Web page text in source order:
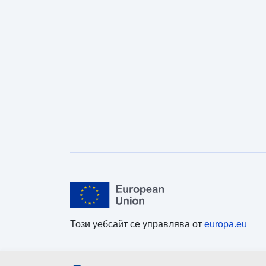
Този уебсайт се управлява от europa.eu